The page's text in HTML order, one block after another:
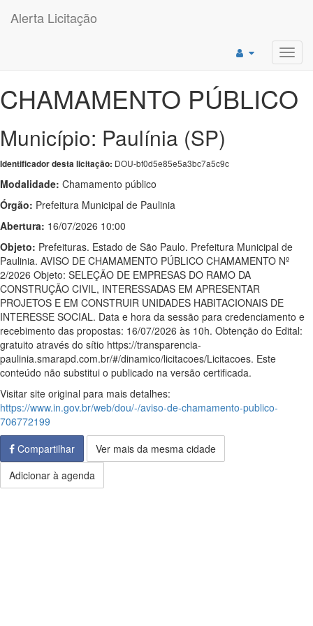
Alerta Licitação
CHAMAMENTO PÚBLICO
Município: Paulínia (SP)
Identificador desta licitação: DOU-bf0d5e85e5a3bc7a5c9c
Modalidade: Chamamento público
Órgão: Prefeitura Municipal de Paulinia
Abertura: 16/07/2026 10:00
Objeto: Prefeituras. Estado de São Paulo. Prefeitura Municipal de
Paulinia. AVISO DE CHAMAMENTO PÚBLICO CHAMAMENTO Nº
2/2026 Objeto: SELEÇÃO DE EMPRESAS DO RAMO DA
CONSTRUÇÃO CIVIL, INTERESSADAS EM APRESENTAR
PROJETOS E EM CONSTRUIR UNIDADES HABITACIONAIS DE
INTERESSE SOCIAL. Data e hora da sessão para credenciamento e
recebimento das propostas: 16/07/2026 às 10h. Obtenção do Edital:
gratuito através do sítio https://transparencia-
paulinia.smarapd.com.br/#/dinamico/licitacoes/Licitacoes. Este
conteúdo não substitui o publicado na versão certificada.
Visitar site original para mais detalhes:
https://www.in.gov.br/web/dou/-/aviso-de-chamamento-publico-
706772199
Compartilhar
Ver mais da mesma cidade
Adicionar à agenda